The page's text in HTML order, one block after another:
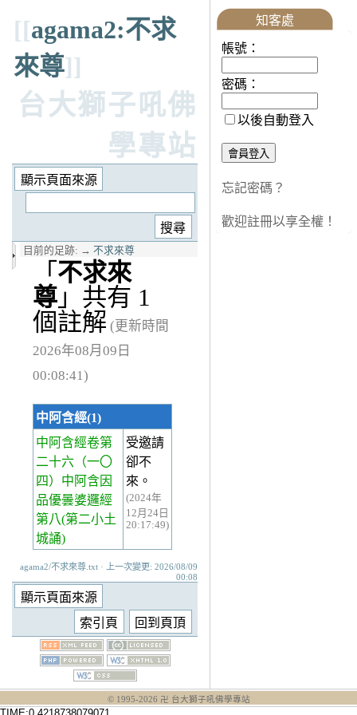
[[agama2:不求
來尊]]
台大獅子吼佛
學專站
目前的足跡: → 不求來尊
「 不求來
尊 」共有 1
個註解 (更新時間
2026年08月09日
00:08:41)
中阿含經(1)
中阿含經卷第
二十六 （一〇
四）中阿含因
品優曇婆邏經
第八(第二小土
城誦)
受邀請
卻不
來。
(2024年
12月24日
20:17:49)
agama2/不求來尊.txt · 上一次變更: 2026/08/09
00:08
知客處
帳號：
密碼：
以後自動登入
忘記密碼？
歡迎註冊以享全權！
© 1995-2026 卍 台大獅子吼佛學專站